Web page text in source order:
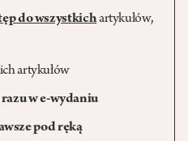
do wszystkichartykułów,
artykułów
w e-wydaniu
pod ręką